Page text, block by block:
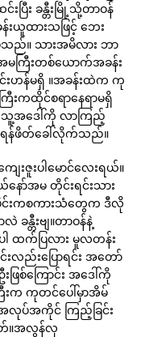
ြီး ခန္တီးမြို့သို့တာဝန်
းယူထားသဖြင့် ဘေး
ည်။ သားအမိလား ဘာ
မကြီးတစ်ယောက်အခန်း
ဟန်မရှိ ။အခန်းထဲက ကု
ကထိုင်စရာနေရာမရှိ
အဒေါ်ကို လာကြည့်
န်ဖိတ်ခေါ်လိုက်သည်။
းဇူးပါမောင်လေးရယ်။
ော်အမ တိုင်းရင်းသား
င်းကစကားသံတွေက ဒီလို
ခန္တီးဗျ။တာဝန်နဲ့
ါ ထက်ပြလား မူလတန်း
းလည်းပြောရင်း အတော်
ြစ်ကြောင်း အဒေါ်ကို
းက ကုတင်ပေါ်မှာအိမ်
ပ်အကိုင် ကြည့်ခြင်း
ဟုတ်။အလွန်လှ